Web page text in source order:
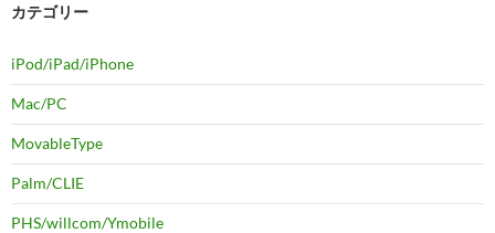
カテゴリー
iPod/iPad/iPhone
Mac/PC
MovableType
Palm/CLIE
PHS/willcom/Ymobile